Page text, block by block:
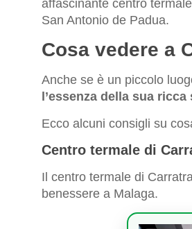
affascinante centro
San Antonio de Padua.
Cosa vedere a
Anche se è un piccolo
l’essenza della sua
Ecco alcuni consigli su
Centro termale di
Il centro termale di
benessere a Malaga.